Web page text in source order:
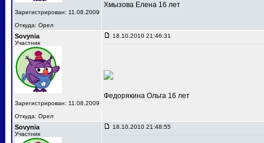
Зарегистрирован: 11.08.2009
Откуда: Орел
Хмызова Елена 16 лет
Sovynia
Участник
Зарегистрирован: 11.08.2009
Откуда: Орел
18.10.2010 21:46:31
Федорякина Ольга 16 лет
Sovynia
Участник
18.10.2010 21:48:55